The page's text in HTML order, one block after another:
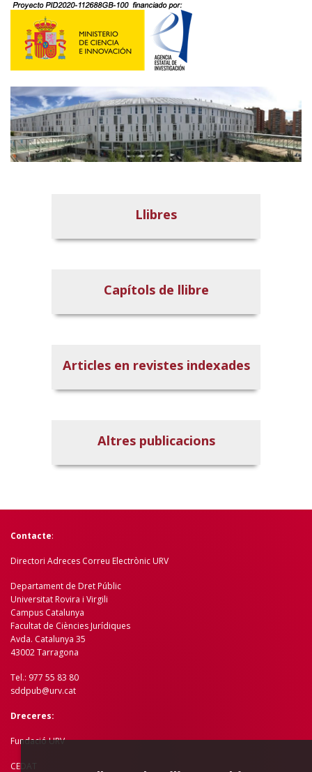
Llibres
Capítols de llibre
Articles en revistes indexades
Altres publicacions
Contacte:
Directori Adreces Correu Electrònic URV
Departament de Dret Públic
Universitat Rovira i Virgili
Campus Catalunya
Facultat de Ciències Jurídiques
Avda. Catalunya 35
43002 Tarragona
Tel.: 977 55 83 80
sddpub@urv.cat
Dreceres:
Fundació URV
CEDAT